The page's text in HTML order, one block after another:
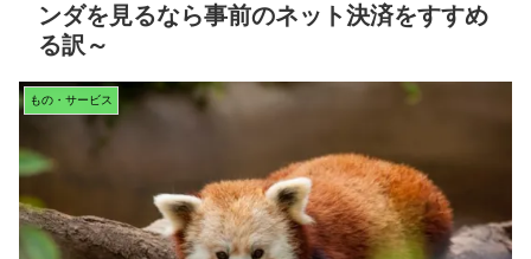
ンダを見るなら事前のネット決済をすすめ
る訳～
もの・サービス